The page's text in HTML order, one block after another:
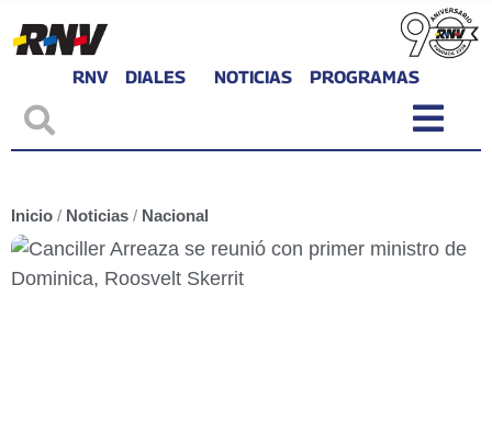
RNV DIALES NOTICIAS PROGRAMAS
Inicio / Noticias / Nacional